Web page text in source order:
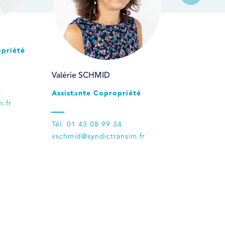
Valérie SCHMID
Assistante Copropriété
Tél. 01 43 08 99 34
vschmid@syndictransim.fr